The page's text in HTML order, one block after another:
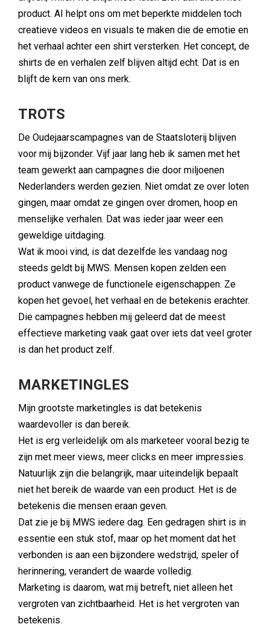
product. AI helpt ons om met beperkte middelen toch
creatieve videos en visuals te maken die de emotie en
het verhaal achter een shirt versterken. Het concept, de
shirts de en verhalen zelf blijven altijd echt. Dat is en
blijft de kern van ons merk.
TROTS
De Oudejaarscampagnes van de Staatsloterij blijven
voor mij bijzonder. Vijf jaar lang heb ik samen met het
team gewerkt aan campagnes die door miljoenen
Nederlanders werden gezien. Niet omdat ze over loten
gingen, maar omdat ze gingen over dromen, hoop en
menselijke verhalen. Dat was ieder jaar weer een
geweldige uitdaging.
Wat ik mooi vind, is dat dezelfde les vandaag nog
steeds geldt bij MWS. Mensen kopen zelden een
product vanwege de functionele eigenschappen. Ze
kopen het gevoel, het verhaal en de betekenis erachter.
Die campagnes hebben mij geleerd dat de meest
effectieve marketing vaak gaat over iets dat veel groter
is dan het product zelf.
MARKETINGLES
Mijn grootste marketingles is dat betekenis
waardevoller is dan bereik.
Het is erg verleidelijk om als marketeer vooral bezig te
zijn met meer views, meer clicks en meer impressies.
Natuurlijk zijn die belangrijk, maar uiteindelijk bepaalt
niet het bereik de waarde van een product. Het is de
betekenis die mensen eraan geven.
Dat zie je bij MWS iedere dag. Een gedragen shirt is in
essentie een stuk stof, maar op het moment dat het
verbonden is aan een bijzondere wedstrijd, speler of
herinnering, verandert de waarde volledig.
Marketing is daarom, wat mij betreft, niet alleen het
vergroten van zichtbaarheid. Het is het vergroten van
betekenis.